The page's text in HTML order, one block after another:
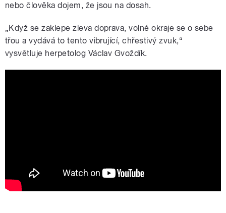
nebo člověka dojem, že jsou na dosah.
„Když se zaklepe zleva doprava, volné okraje se o sebe
třou a vydává to tento vibrující, chřestivý zvuk,“
vysvětluje herpetolog Václav Gvoždík.